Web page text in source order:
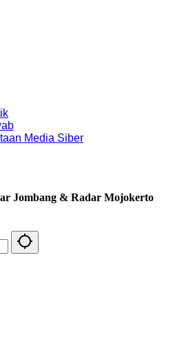
Media Siber
Jombang & Radar Mojokerto